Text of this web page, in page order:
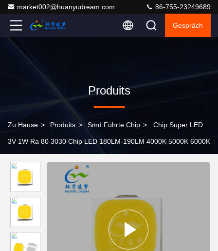
market002@huanyudream.com 86-755-23249689
Gespräch
Produits
Zu Hause > Produits > Smd Führte Chip > Chip Super LED
3V 1W Ra 80 3030 Chip LED 180LM-190LM 4000K 5000K 6000K